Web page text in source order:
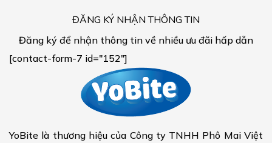
ĐĂNG KÝ NHẬN THÔNG TIN
Đăng ký để nhận thông tin về nhiều ưu đãi hấp dẫn
[contact-form-7 id="152"]
YoBite là thương hiệu của Công ty TNHH Phô Mai Việt